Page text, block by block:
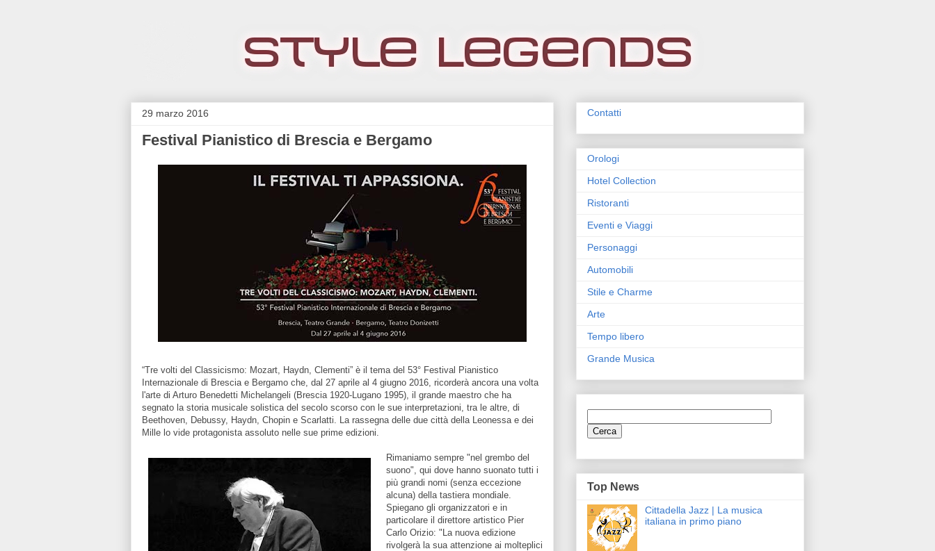
29 marzo 2016
Festival Pianistico di Brescia e Bergamo
“Tre volti del Classicismo: Mozart, Haydn, Clementi” è il tema del 53° Festival Pianistico
Internazionale di Brescia e Bergamo che, dal 27 aprile al 4 giugno 2016, ricorderà ancora una volta
l'arte di Arturo Benedetti Michelangeli (Brescia 1920-Lugano 1995), il grande maestro che ha
segnato la storia musicale solistica del secolo scorso con le sue interpretazioni, tra le altre, di
Beethoven, Debussy, Haydn, Chopin e Scarlatti. La rassegna delle due città della Leonessa e dei
Mille lo vide protagonista assoluto nelle sue prime edizioni.
Rimaniamo sempre "nel grembo del
suono", qui dove hanno suonato tutti i
più grandi nomi (senza eccezione
alcuna) della tastiera mondiale.
Spiegano gli organizzatori e in
particolare il direttore artistico Pier
Carlo Orizio: "La nuova edizione
rivolgerà la sua attenzione ai molteplici
Contatti
Orologi
Hotel Collection
Ristoranti
Eventi e Viaggi
Personaggi
Automobili
Stile e Charme
Arte
Tempo libero
Grande Musica
Top News
Cittadella Jazz | La musica
italiana in primo piano